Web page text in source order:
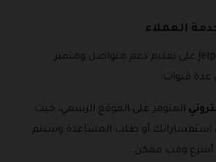
العملاء
يحرص Jetpac Global على تقديم دعم متواصل ومتميز
عدة قنوات:
المتوفر على الموقع الرسمي، حيث
استفساراتك أو طلب المساعدة وسيتم
أسرع وقت ممكن.